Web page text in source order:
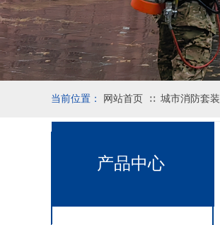
网站首页 ∷ 城市消防套装
当前位置：
产品中心